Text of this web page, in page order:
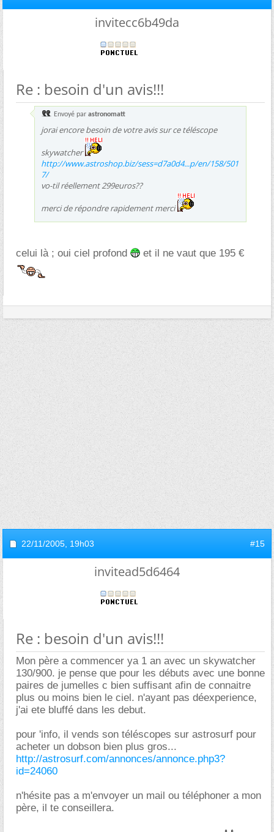
invitecc6b49da
Re : besoin d'un avis!!!
Envoyé par astronomatt
jorai encore besoin de votre avis sur ce téléscope
skywatcher
http://www.astroshop.biz/sess=d7a0d4...p/en/158/501
7/
vo-til réellement 299euros??
merci de répondre rapidement merci
celui là ; oui ciel profond et il ne vaut que 195
22/11/2005, 19h03 #15
invitead5d6464
Re : besoin d'un avis!!!
Mon père a commencer ya 1 an avec un skywatcher
130/900. je pense que pour les débuts avec une bonne
paires de jumelles c bien suffisant afin de connaitre
plus ou moins bien le ciel. n'ayant pas déexperience,
j'ai ete bluffé dans les debut.
pour 'info, il vends son téléscopes sur astrosurf pour
acheter un dobson bien plus gros...
http://astrosurf.com/annonces/annonce.php3?
id=24060
n'hésite pas a m'envoyer un mail ou téléphoner a mon
père, il te conseillera.